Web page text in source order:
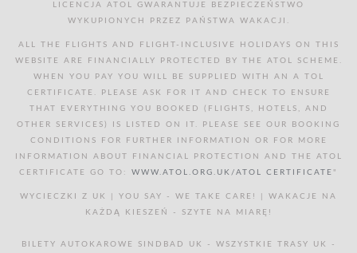
LICENCJA ATOL GWARANTUJE BEZPIECZEŃSTWO
WYKUPIONYCH PRZEZ PAŃSTWA WAKACJI.
ALL THE FLIGHTS AND FLIGHT-INCLUSIVE HOLIDAYS ON THIS
WEBSITE ARE FINANCIALLY PROTECTED BY THE ATOL SCHEME.
WHEN YOU PAY YOU WILL BE SUPPLIED WITH AN A TOL
CERTIFICATE. PLEASE ASK FOR IT AND CHECK TO ENSURE
THAT EVERYTHING YOU BOOKED (FLIGHTS, HOTELS, AND
OTHER SERVICES) IS LISTED ON IT. PLEASE SEE OUR BOOKING
CONDITIONS FOR FURTHER INFORMATION OR FOR MORE
INFORMATION ABOUT FINANCIAL PROTECTION AND THE ATOL
CERTIFICATE GO TO: WWW.ATOL.ORG.UK/ATOL CERTIFICATE "
WYCIECZKI Z UK | YOU SAY - WE TAKE CARE! | WAKACJE NA
KAŻDĄ KIESZEŃ - SZYTE NA MIARĘ!
BILETY AUTOKAROWE SINDBAD UK - WSZYSTKIE TRASY UK -